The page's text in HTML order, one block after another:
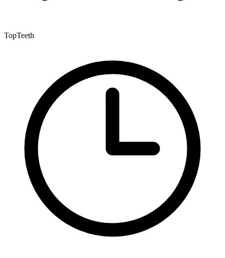
TopTeeth